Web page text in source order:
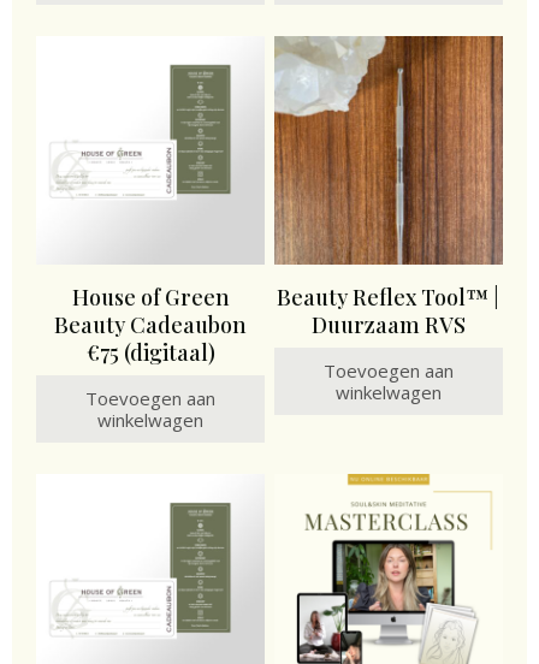
House of Green
Beauty Cadeaubon
€75 (digitaal)
Toevoegen aan
winkelwagen
Beauty Reflex Tool™ |
Duurzaam RVS
Toevoegen aan
winkelwagen